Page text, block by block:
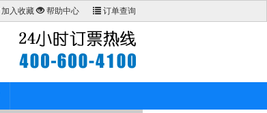
订单查询
加入收藏 帮助中心